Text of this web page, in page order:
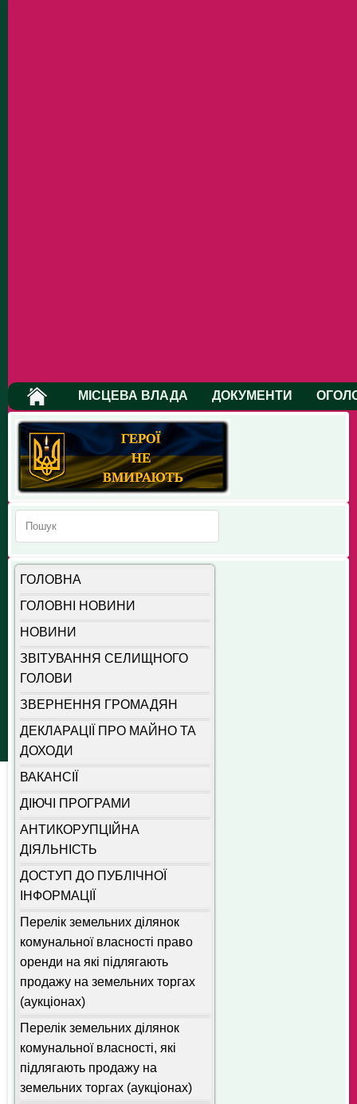
МІСЦЕВА ВЛАДА ДОКУМЕНТИ
ГОЛОВНА
ГОЛОВНІ НОВИНИ
НОВИНИ
ЗВІТУВАННЯ СЕЛИЩНОГО
ГОЛОВИ
ЗВЕРНЕННЯ ГРОМАДЯН
ДЕКЛАРАЦІЇ ПРО МАЙНО ТА
ДОХОДИ
ВАКАНСІЇ
ДІЮЧІ ПРОГРАМИ
АНТИКОРУПЦІЙНА
ДІЯЛЬНІСТЬ
ДОСТУП ДО ПУБЛІЧНОЇ
ІНФОРМАЦІЇ
Перелік земельних ділянок
комунальної власності право
оренди на які підлягають
продажу на земельних торгах
(аукціонах)
Перелік земельних ділянок
комунальної власності, які
підлягають продажу на
земельних торгах (аукціонах)